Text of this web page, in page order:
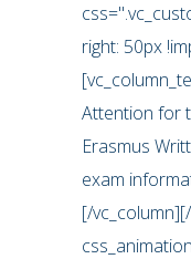
right: 50px
Attention for
Erasmus
exam
[/